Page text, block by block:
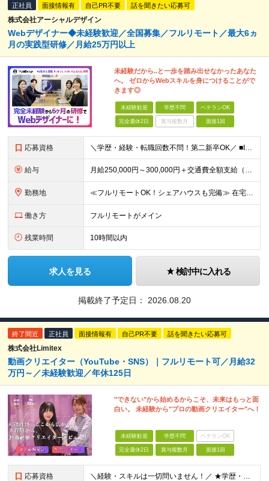
正社員 面接情報有 自己PR不要 話を聞きたい応募可
株式会社アーシャルデザイン
Webデザイナー◆未経験歓迎／全国募集／フルリモート／最大6ヵ
月の実践型研修／月給25万円以上
未経験だから..と一歩を踏み出せなかったあなた
へ。 ゼロからWebスキルを身につけることがで
きます◎
未経験歓迎 学歴不問 ベテランOK
完全週休2日 賞与複数月 面接1回
応募資格 ＼学歴・経験・転職回数不問！第二新卒OK／ ■IT・Web業界の仕事に興味がある方 ■将来を見据えて手に職をつけたい方 ★20〜30代が活躍中︕同年代の仲間と⼀緒に働きたいという⽅にもピッタリです ★
給与 ⽉給250,000円～300,000円＋交通費全額⽀給（正社員登⽤後︓昇給年4回） ※給与は経験・スキルなどを考慮の上、最終決定いたします ※上記額にはみなし残業代(⽉14時間分、2万4,648円分
勤務地 ≪フルリモートOK！シェアハウスも完備≫ 在宅勤務(通勤不要)、または希望により一都三県・大阪・名古屋・福岡を中心とした全国の各プロジェクト先での勤務となります。 ※直行直帰OK ★勤務エリアはご希望
働き方 フルリモートがメイン
残業時間 10時間以内
求人を見る 検討中に入れる
掲載終了予定日： 2026.08.20
終了間近 正社員 面接情報有 自己PR不要 話を聞きたい応募可
株式会社Limitex
動画クリエイター（YouTube・SNS）｜フルリモート可／月給32
万円～／未経験歓迎／年休125日
"できない"から始めるからこそ、未来はもっと面
白い。 未経験から"プロの動画クリエイター"へ！
未経験歓迎 学歴不問 ベテランOK
完全週休2日 賞与複数月 面接1回
応募資格 ＼経験・スキルは一切問いません！／ ★学歴・職歴不問 ★未経験・第二新卒歓迎！ ★正社員デビューも応援します！